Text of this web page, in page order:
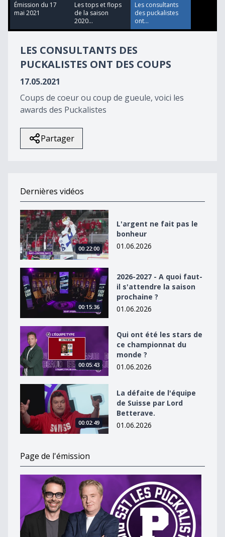
38
minutes,
seconds
Émission du 17
mai 2021
Les tops et flops
de la saison
2020...
Les consultants
des puckalistes
ont...
LES CONSULTANTS DES
PUCKALISTES ONT DES COUPS
17.05.2021
Coups de coeur ou coup de gueule, voici les
awards des Puckalistes
Partager
Dernières vidéos
L&#039;argent ne fait pas le bonheur
00:22:00
L'argent ne fait pas le
bonheur
01.06.2026
2026-2027 - A quoi faut-il s&#039;attendre la saison
00:15:36
2026-2027 - A quoi faut-
il s'attendre la saison
prochaine ?
01.06.2026
Qui ont été les stars de ce championnat du monde ?
00:05:43
Qui ont été les stars de
ce championnat du
monde ?
01.06.2026
La défaite de l&#039;équipe de Suisse par Lord
00:02:49
La défaite de l'équipe
de Suisse par Lord
Betterave.
01.06.2026
Page de l'émission